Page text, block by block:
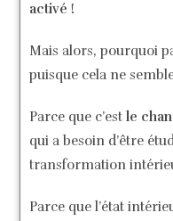
activé !
Mais alors, pourquoi
puisque cela ne
Parce que c’estle
qui a besoin d’être
transformation
Parce que l’état